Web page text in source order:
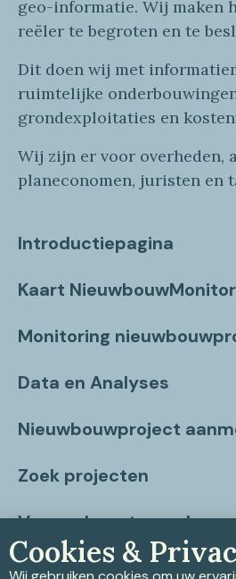
geo-informatie. Wij maken
reëler te begroten en te
Dit doen wij met informatie
ruimtelijke
grondexploitaties en
Wij zijn er voor overheden,
planeconomen, juristen en
Introductiepagina
Kaart NieuwbouwMonitor
Monitoring
Data en Analyses
Nieuwbouwproject
Zoek projecten
Vragen beantwoord
Contact
Cookies &